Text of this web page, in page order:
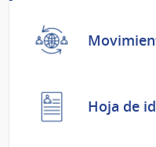
Hoja de